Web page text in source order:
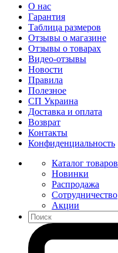
О нас
Гарантия
Таблица размеров
Отзывы о магазине
Отзывы о товарах
Видео-отзывы
Новости
Правила
Полезное
СП Украина
Доставка и оплата
Возврат
Контакты
Конфиденциальность
Каталог товаров
Новинки
Распродажа
Сотрудничество
Акции